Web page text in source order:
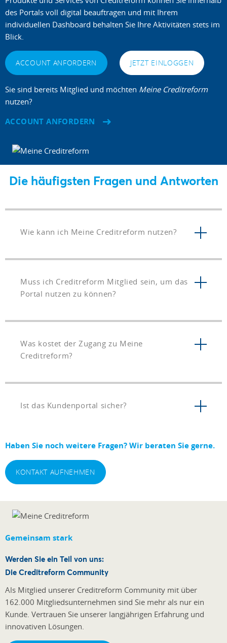
des Portals voll digital beauftragen und mit Ihrem
individuellen Dashboard behalten Sie Ihre Aktivitäten stets im
Blick.
ACCOUNT ANFORDERN JETZT EINLOGGEN
Sie sind bereits Mitglied und möchten Meine Creditreform
nutzen?
ACCOUNT ANFORDERN
Die häufigsten Fragen und Antworten
Wie kann ich Meine Creditreform nutzen?
Muss ich Creditreform Mitglied sein, um das
Portal nutzen zu können?
Was kostet der Zugang zu Meine
Creditreform?
Ist das Kundenportal sicher?
Haben Sie noch weitere Fragen? Wir beraten Sie gerne.
KONTAKT AUFNEHMEN
Gemeinsam stark
Werden Sie ein Teil von uns:
Die Creditreform Community
Als Mitglied unserer Creditreform Community mit über
162.000 Mitgliedsunternehmen sind Sie mehr als nur ein
Kunde. Vertrauen Sie unserer langjährigen Erfahrung und
innovativen Lösungen.